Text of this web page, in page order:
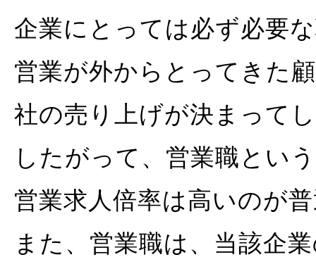
企業にとっては必ず必要
営業が外からとってきた
社の売り上げが決まって
したがって、営業職とい
営業求人倍率は高いのが
また、営業職は、当該企